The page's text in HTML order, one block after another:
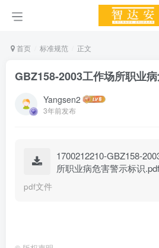
首页 标准规范 正文
GBZ158-2003工作场所职业
Yangsen2
3年前发布
1700212210-GBZ158-
所职业病危害警示标识.pdf
pdf文件